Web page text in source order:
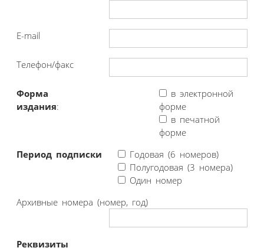
E-mail
Телефон/факс
Форма
издания:
в электронной
форме
в печатной
форме
Период подписки
Годовая (6 номеров)
Полугодовая (3 номера)
Один номер
Архивные номера (номер, год)
Реквизиты